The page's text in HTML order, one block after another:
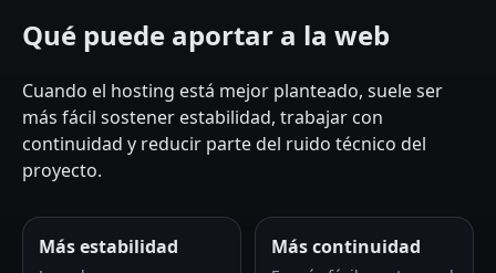
Qué puede aportar a la web
Cuando el hosting está mejor planteado, suele ser
más fácil sostener estabilidad, trabajar con
continuidad y reducir parte del ruido técnico del
proyecto.
Más estabilidad Más continuidad